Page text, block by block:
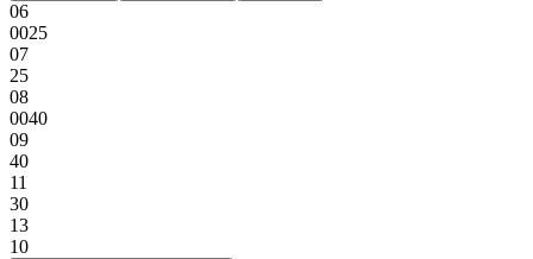
06
0025
07
25
08
0040
09
40
11
30
13
10